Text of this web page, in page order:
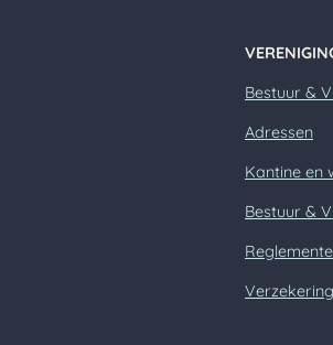
A
p
p
Bestuur &
Adressen
Kantine en
Bestuur &
Verzekering